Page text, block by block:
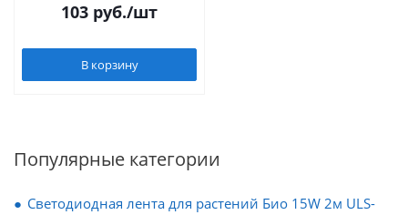
103 руб./шт
В корзину
Популярные категории
Светодиодная лента для растений Био 15W 2м ULS-